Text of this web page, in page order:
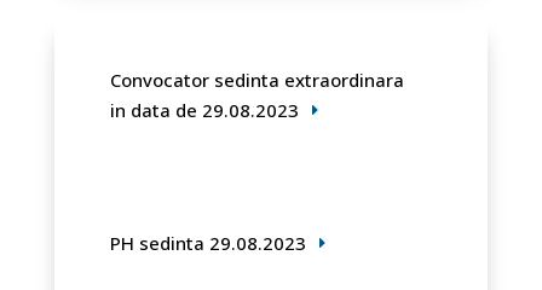
Convocator sedinta extraordinara
in data de 29.08.2023
PH sedinta 29.08.2023